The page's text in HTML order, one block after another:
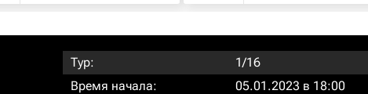
Тур:
1/16
Время начала:
05.01.2023 в 18:00